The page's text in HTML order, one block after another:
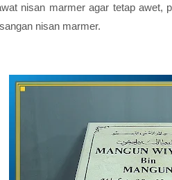
nisan marmer agar tetap awet,
nisan marmer.